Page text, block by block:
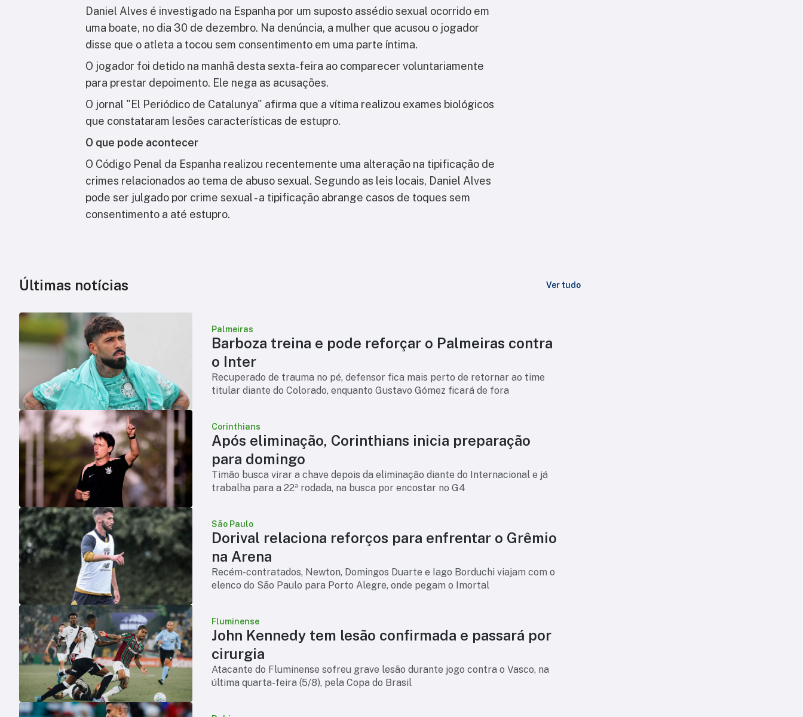
Daniel Alves é investigado na Espanha por um suposto assédio sexual ocorrido em
uma boate, no dia 30 de dezembro. Na denúncia, a mulher que acusou o jogador
disse que o atleta a tocou sem consentimento em uma parte íntima.
O jogador foi detido na manhã desta sexta-feira ao comparecer voluntariamente
para prestar depoimento. Ele nega as acusações.
O jornal "El Periódico de Catalunya" afirma que a vítima realizou exames biológicos
que constataram lesões características de estupro.
O que pode acontecer
O Código Penal da Espanha realizou recentemente uma alteração na tipificação de
crimes relacionados ao tema de abuso sexual. Segundo as leis locais, Daniel Alves
pode ser julgado por crime sexual - a tipificação abrange casos de toques sem
consentimento a até estupro.
Últimas notícias Ver tudo
Palmeiras
Barboza treina e pode reforçar o Palmeiras contra
o Inter
Recuperado de trauma no pé, defensor fica mais perto de retornar ao time
titular diante do Colorado, enquanto Gustavo Gómez ficará de fora
Corinthians
Após eliminação, Corinthians inicia preparação
para domingo
Timão busca virar a chave depois da eliminação diante do Internacional e já
trabalha para a 22ª rodada, na busca por encostar no G4
São Paulo
Dorival relaciona reforços para enfrentar o Grêmio
na Arena
Recém-contratados, Newton, Domingos Duarte e Iago Borduchi viajam com o
elenco do São Paulo para Porto Alegre, onde pegam o Imortal
Fluminense
John Kennedy tem lesão confirmada e passará por
cirurgia
Atacante do Fluminense sofreu grave lesão durante jogo contra o Vasco, na
última quarta-feira (5/8), pela Copa do Brasil